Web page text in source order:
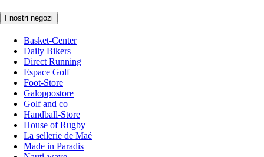
I nostri negozi
Basket-Center
Daily Bikers
Direct Running
Espace Golf
Foot-Store
Galoppostore
Golf and co
Handball-Store
House of Rugby
La sellerie de Maé
Made in Paradis